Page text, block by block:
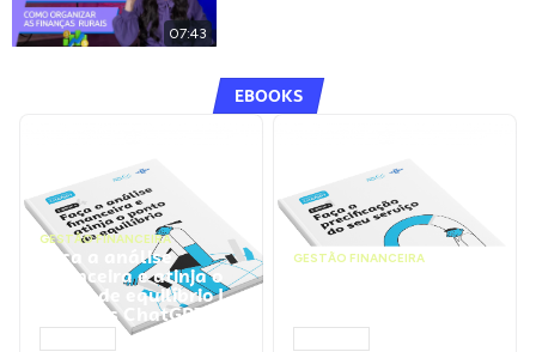
07:43
EBOOKS
GESTÃO FINANCEIRA
Faça a análise
financeira e atinja o
ponto de equilíbrio |
Prompts ChatGPT
GESTÃO FINANCEIRA